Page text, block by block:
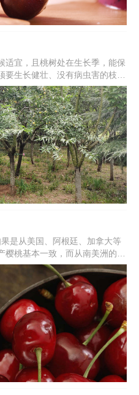
适宜，且桃树处在生长季，能保
要生长健壮、没有病虫害的枝
口愈合的更快。先在砧木上切个
，然后用绳子或塑料膜固定
境即可。
是从美国、阿根廷、加拿大等
桃基本一致，而从南美洲的智
熟。目前市场上的樱桃品种很
黄蜜、早红、黄玉、岱红、秦樱